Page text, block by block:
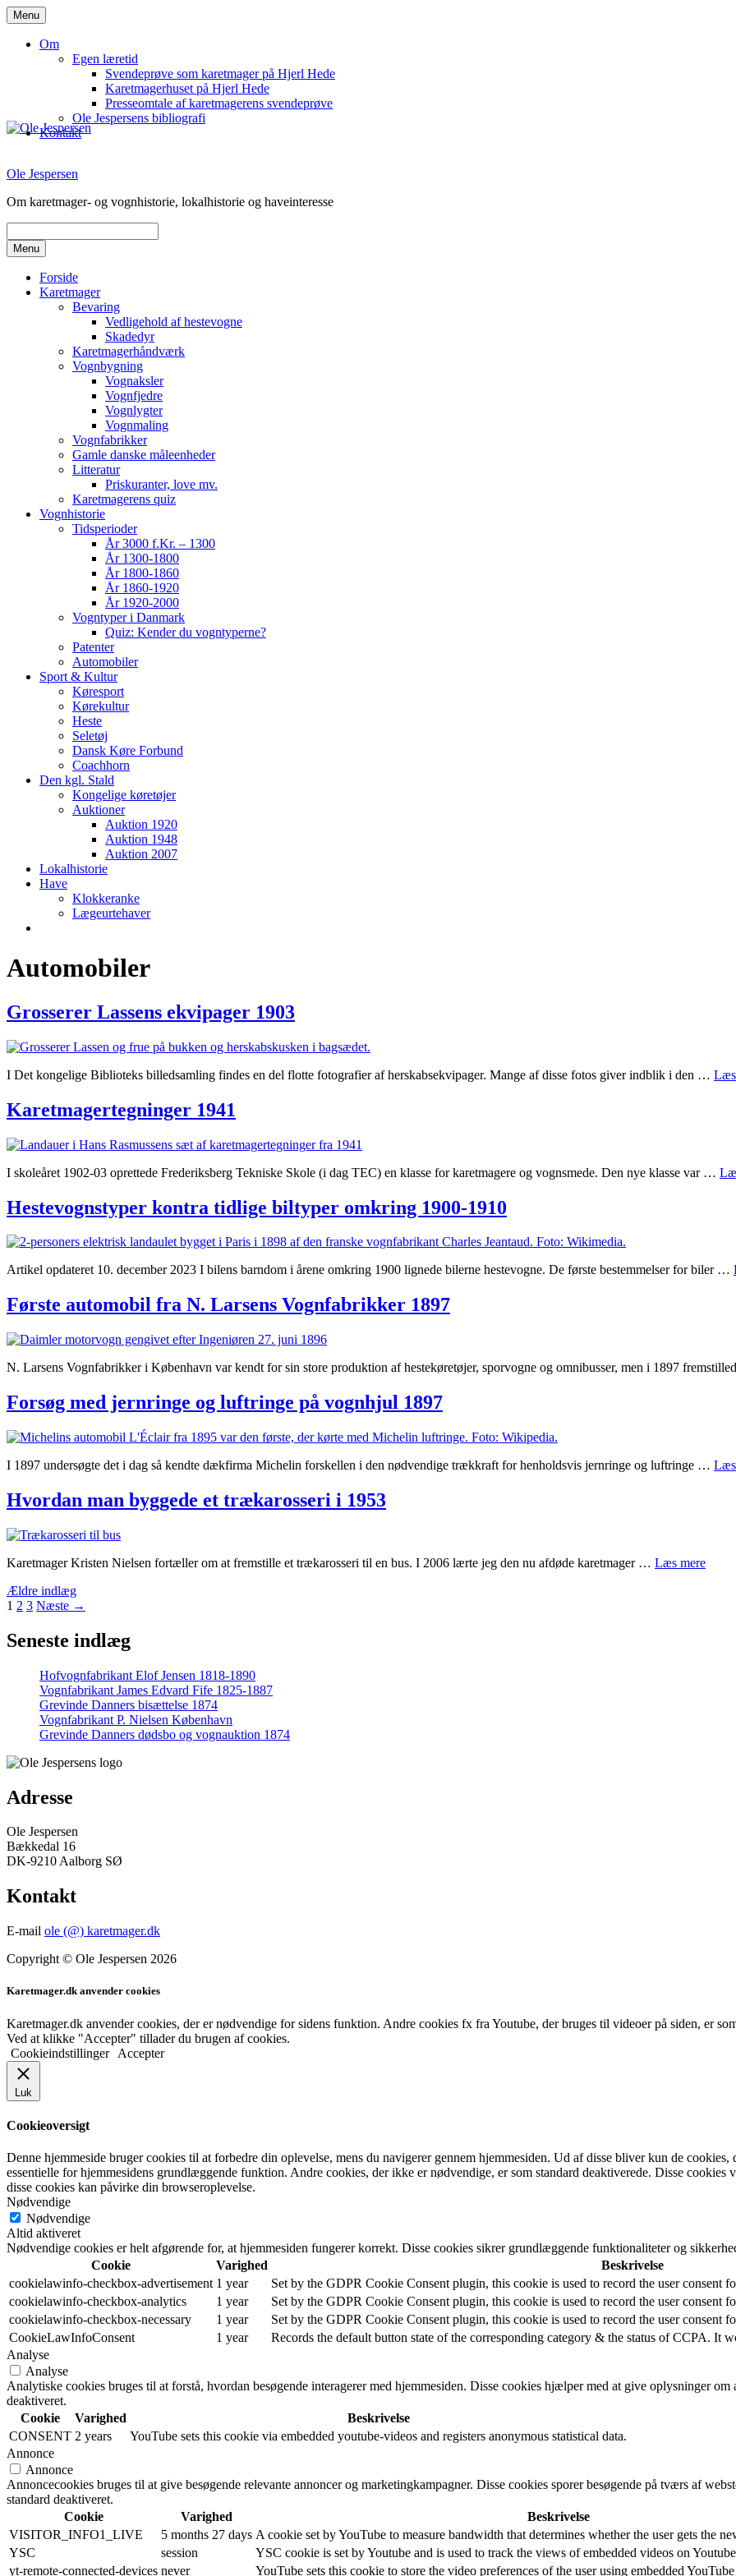
Hop
til
indhold
Menu
Om
Egen læretid
Svendeprøve som karetmager på Hjerl Hede
Karetmagerhuset på Hjerl Hede
Presseomtale af karetmagerens svendeprøve
Ole Jespersens bibliografi
Kontakt
Ole Jespersen
Om karetmager- og vognhistorie, lokalhistorie og haveinteresse
Menu
Forside
Karetmager
Bevaring
Vedligehold af hestevogne
Skadedyr
Karetmagerhåndværk
Vognbygning
Vognaksler
Vognfjedre
Vognlygter
Vognmaling
Vognfabrikker
Gamle danske måleenheder
Litteratur
Priskuranter, love mv.
Karetmagerens quiz
Vognhistorie
Tidsperioder
År 3000 f.Kr. – 1300
År 1300-1800
År 1800-1860
År 1860-1920
År 1920-2000
Vogntyper i Danmark
Quiz: Kender du vogntyperne?
Patenter
Automobiler
Sport & Kultur
Køresport
Kørekultur
Heste
Seletøj
Dansk Køre Forbund
Coachhorn
Den kgl. Stald
Kongelige køretøjer
Auktioner
Auktion 1920
Auktion 1948
Auktion 2007
Lokalhistorie
Have
Klokkeranke
Lægeurtehaver
Automobiler
Grosserer Lassens ekvipager 1903
I Det kongelige Biblioteks billedsamling findes en del flotte fotografier af herskabsekvipager. Mange af disse fotos giver indblik i den … Læs
Karetmagertegninger 1941
I skoleåret 1902-03 oprettede Frederiksberg Tekniske Skole (i dag TEC) en klasse for karetmagere og vognsmede. Den nye klasse var …
Hestevognstyper kontra tidlige biltyper omkring 1900-1910
Artikel opdateret 10. december 2023 I bilens barndom i årene omkring 1900 lignede bilerne hestevogne. De første bestemmelser for biler …
Første automobil fra N. Larsens Vognfabrikker 1897
N. Larsens Vognfabrikker i København var kendt for sin store produktion af hestekøretøjer, sporvogne og omnibusser, men i 1897
Forsøg med jernringe og luftringe på vognhjul 1897
I 1897 undersøgte det i dag så kendte dækfirma Michelin forskellen i den nødvendige trækkraft for henholdsvis jernringe og luftringe … Læs
Hvordan man byggede et trækarosseri i 1953
Karetmager Kristen Nielsen fortæller om at fremstille et trækarosseri til en bus. I 2006 lærte jeg den nu afdøde karetmager … Læs mere
Ældre indlæg
Side
1 Side
2 Side
3 Næste →
Seneste indlæg
Hofvognfabrikant Elof Jensen 1818-1890
Vognfabrikant James Edvard Fife 1825-1887
Grevinde Danners bisættelse 1874
Vognfabrikant P. Nielsen København
Grevinde Danners dødsbo og vognauktion 1874
Adresse
Ole Jespersen
Bækkedal 16
DK-9210 Aalborg SØ
Kontakt
E-mail ole (@) karetmager.dk
Copyright © Ole Jespersen 2026
Karetmager.dk anvender cookies
Karetmager.dk anvender cookies, der er nødvendige for sidens funktion. Andre cookies fx fra Youtube, der bruges til videoer på siden, er
Ved at klikke "Accepter" tillader du brugen af cookies.
Cookieindstillinger
Accepter
Luk
Cookieoversigt
Denne hjemmeside bruger cookies til at forbedre din oplevelse, mens du navigerer gennem hjemmesiden. Ud af disse bliver kun de
essentielle for hjemmesidens grundlæggende funktion. Andre cookies, der ikke er nødvendige, er som standard deaktiverede. Disse
disse cookies kan påvirke din browseroplevelse.
Nødvendige
Nødvendige
Altid aktiveret
Nødvendige cookies er helt afgørende for, at hjemmesiden fungerer korrekt. Disse cookies sikrer grundlæggende funktionaliteter og
Cookie
Varighed
Beskrivelse
cookielawinfo-checkbox-advertisement 1 year
Set by the GDPR Cookie Consent plugin, this cookie is used to record the user consent
cookielawinfo-checkbox-analytics
1 year
Set by the GDPR Cookie Consent plugin, this cookie is used to record the user consent
cookielawinfo-checkbox-necessary
1 year
Set by the GDPR Cookie Consent plugin, this cookie is used to record the user consent
CookieLawInfoConsent
1 year
Records the default button state of the corresponding category & the status of CCPA. It
Analyse
Analyse
Analytiske cookies bruges til at forstå, hvordan besøgende interagerer med hjemmesiden. Disse cookies hjælper med at give oplysninger
deaktiveret.
Cookie
Varighed
Beskrivelse
CONSENT 2 years
YouTube sets this cookie via embedded youtube-videos and registers anonymous statistical data.
Annonce
Annonce
Annoncecookies bruges til at give besøgende relevante annoncer og marketingkampagner. Disse cookies sporer besøgende på tværs af
standard deaktiveret.
Cookie
Varighed
Beskrivelse
VISITOR_INFO1_LIVE
5 months 27 days A cookie set by YouTube to measure bandwidth that determines whether the user gets the
YSC
session
YSC cookie is set by Youtube and is used to track the views of embedded videos on
yt-remote-connected-devices never YouTube sets this cookie to store the video preferences of the user using embedded